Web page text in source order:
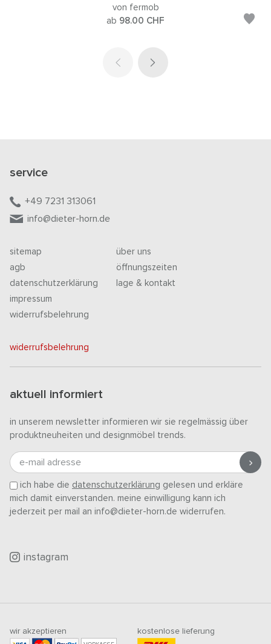
von fermob
ab 98.00 CHF
service
+49 7231 313061
info@dieter-horn.de
sitemap
agb
datenschutzerklärung
impressum
widerrufsbelehrung
über uns
öffnungszeiten
lage & kontakt
widerrufsbelehrung
aktuell informiert
in unserem newsletter informieren wir sie regelmässig über
produktneuheiten und designmöbel trends.
e-mail adresse
ich habe die datenschutzerklärung gelesen und erkläre
mich damit einverstanden. meine einwilligung kann ich
jederzeit per mail an info@dieter-horn.de widerrufen.
instagram
wir akzeptieren kostenlose lieferung